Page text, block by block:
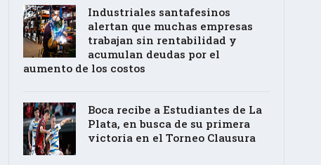
Industriales santafesinos
alertan que muchas empresas
trabajan sin rentabilidad y
acumulan deudas por el
aumento de los costos
Boca recibe a Estudiantes de La
Plata, en busca de su primera
victoria en el Torneo Clausura